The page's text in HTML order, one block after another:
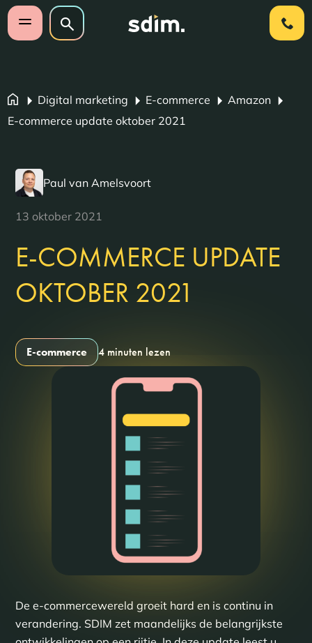
Navigatie overslaan
Open mobiel menu
Zoeken op website
Zoeken
Digital marketing E-commerce
Amazon
E-commerce update oktober 2021
Paul van Amelsvoort
13 oktober 2021
E-COMMERCE UPDATE
OKTOBER 2021
E-commerce 4 minuten lezen
De e-commercewereld groeit hard en is continu in
verandering. SDIM zet maandelijks de belangrijkste